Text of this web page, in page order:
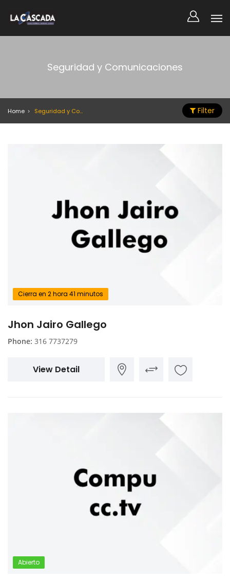
Seguridad y Comunicaciones
Home Seguridad y Comunicaciones Filter
Cierra en 2 hora 41 minutos
Jhon Jairo Gallego
Phone: 316 7737279
View Detail
Abierto